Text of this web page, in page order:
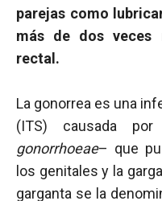
parejas como
más de dos veces
rectal.
La gonorrea es una
(ITS) causada
gonorrhoeae– que
los genitales y la
garganta se la